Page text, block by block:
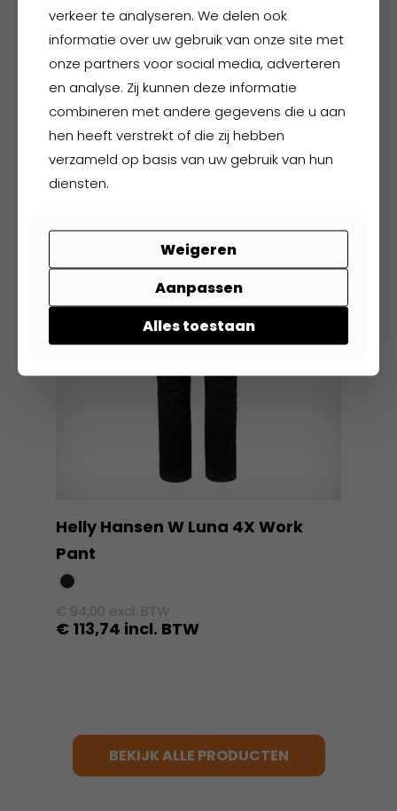
de
productpagina
Diadora Athena Mid
€104,50excl. BTW
€126,45
product
meerdere
Deze
gekozen
Helly Hansen W Luna 4X Work
Pant
€ 94,00 excl. BTW
€ 113,74 incl. BTW
variaties.
BEKIJK ALLE PRODUCTEN
verkeer te analyseren. We delen ook
informatie over uw gebruik van onze site met
onze partners voor social media, adverteren
en analyse. Zij kunnen deze informatie
combineren met andere gegevens die u aan
hen heeft verstrekt of die zij hebben
verzameld op basis van uw gebruik van hun
diensten.
Weigeren
Aanpassen
Alles toestaan